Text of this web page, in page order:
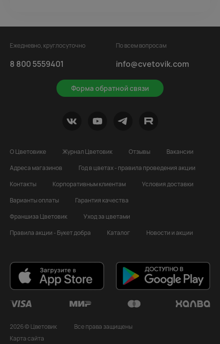
Ежедневно, круглосуточно
8 800 5559401
Форма обратной связи
По всем вопросам
info@cvetovik.com
О Цветовике Журнал Цветовик Отзывы
Вакансии
Адреса магазинов
Год в цветах - правила проведения акции
Контакты
Корпоративным клиентам
Условия доставки
Варианты оплаты
Гарантия качества
Франшиза Цветовик
Уход за цветами
Правила акции - Букет добра
Каталог Новости и акции
2026 © Цветовик
Все права защищены
Карта сайта